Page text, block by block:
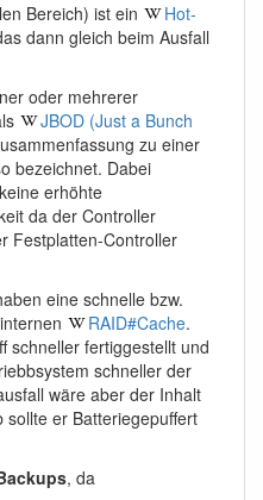
Bereich) ist ein
Hot-
dann gleich beim Ausfall
oder mehrerer
JBOD (Just a Bunch
zu einer
bezeichnet. Dabei
erhöhte
da der Controller
Festplatten-Controller
eine schnelle bzw.
RAID#Cache.
schneller fertiggestellt und
schneller der
wäre aber der Inhalt
er Batteriegepuffert
, da